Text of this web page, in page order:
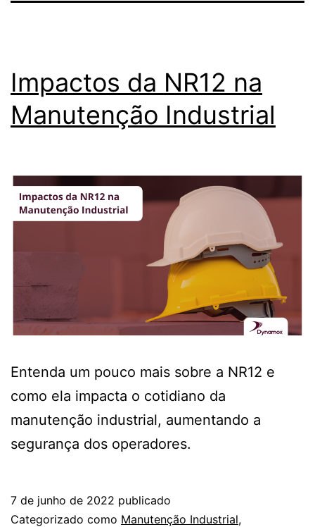
Impactos da NR12 na
Manutenção Industrial
Entenda um pouco mais sobre a NR12 e
como ela impacta o cotidiano da
manutenção industrial, aumentando a
segurança dos operadores.
7 de junho de 2022 publicado
Categorizado como Manutenção Industrial,